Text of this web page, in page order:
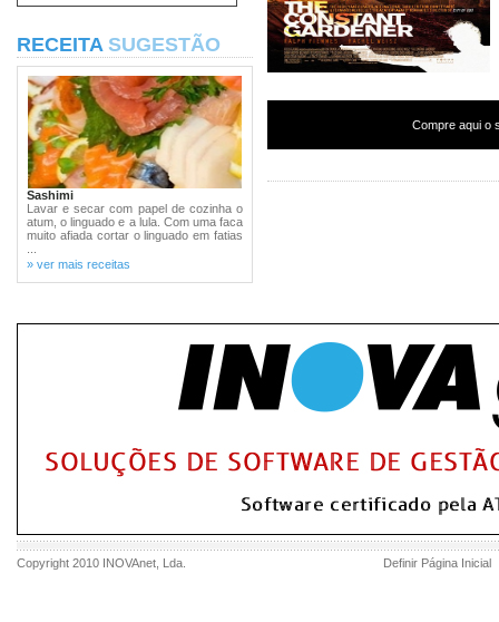
RECEITA SUGESTÃO
Sashimi
Lavar e secar com papel de cozinha o
atum, o linguado e a lula. Com uma faca
muito afiada cortar o linguado em fatias
» ver mais receitas
Compre aqui o
Copyright 2010 INOVAnet , Lda. Definir Página Inicial